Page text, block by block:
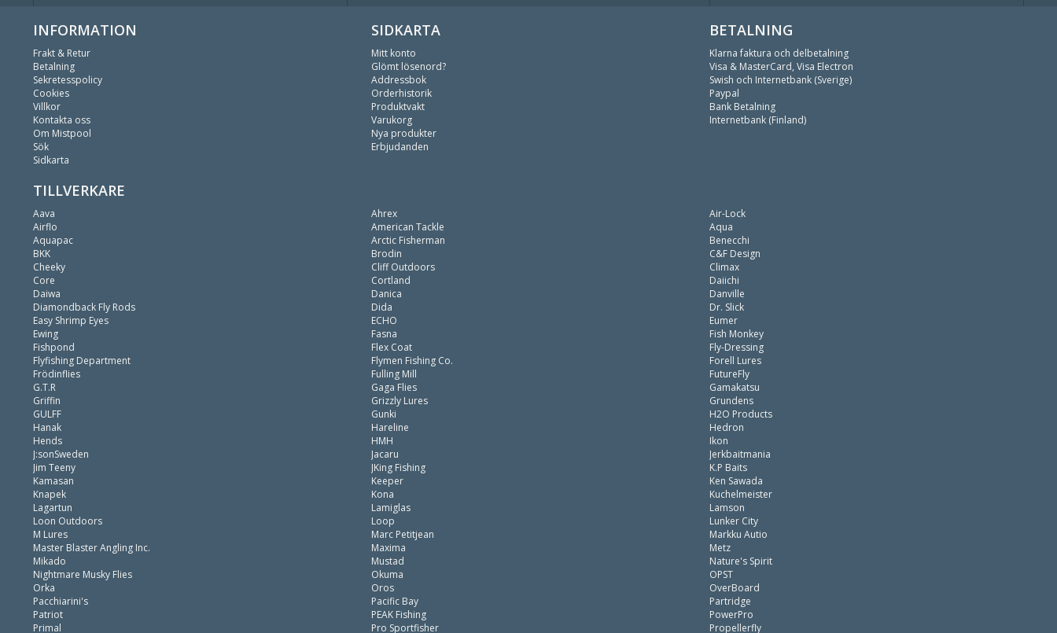
INFORMATION
Frakt & Retur
Betalning
Sekretesspolicy
Cookies
Villkor
Kontakta oss
Om Mistpool
Sök
Sidkarta
SIDKARTA
Mitt konto
Glömt lösenord?
Addressbok
Orderhistorik
Produktvakt
Varukorg
Nya produkter
Erbjudanden
BETALNING
Klarna faktura och delbetalning
Visa & MasterCard, Visa Electron
Swish och Internetbank (Sverige)
Paypal
Bank Betalning
Internetbank (Finland)
TILLVERKARE
Aava
Airflo
Aquapac
BKK
Cheeky
Core
Daiwa
Diamondback Fly Rods
Easy Shrimp Eyes
Ewing
Fishpond
Flyfishing Department
Frödinflies
G.T.R
Griffin
GULFF
Hanak
Hends
J:sonSweden
Jim Teeny
Kamasan
Knapek
Lagartun
Loon Outdoors
M Lures
Master Blaster Angling Inc.
Mikado
Nightmare Musky Flies
Orka
Pacchiarini's
Patriot
Primal
Ahrex
American Tackle
Arctic Fisherman
Brodin
Cliff Outdoors
Cortland
Danica
Dida
ECHO
Fasna
Flex Coat
Flymen Fishing Co.
Fulling Mill
Gaga Flies
Grizzly Lures
Gunki
Hareline
HMH
Jacaru
JKing Fishing
Keeper
Kona
Lamiglas
Loop
Marc Petitjean
Maxima
Mustad
Okuma
Oros
Pacific Bay
PEAK Fishing
Pro Sportfisher
Air-Lock
Aqua
Benecchi
C&F Design
Climax
Daiichi
Danville
Dr. Slick
Eumer
Fish Monkey
Fly-Dressing
Forell Lures
FutureFly
Gamakatsu
Grundens
H2O Products
Hedron
Ikon
Jerkbaitmania
K.P Baits
Ken Sawada
Kuchelmeister
Lamson
Lunker City
Markku Autio
Metz
Nature's Spirit
OPST
OverBoard
Partridge
PowerPro
Propellerfly